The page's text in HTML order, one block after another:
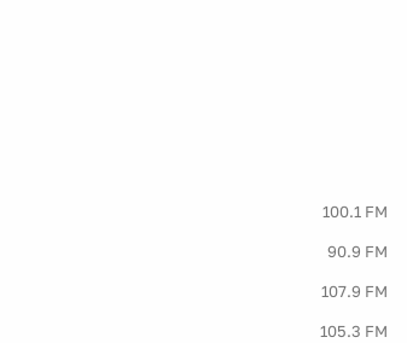
100.1 FM
90.9 FM
107.9 FM
105.3 FM